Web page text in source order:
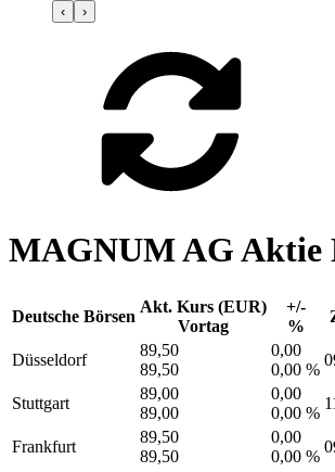
‹ ›
MAGNUM AG Aktie
Deutsche Börsen
Akt. Kurs (EUR)
Vortag
+/-
%
Düsseldorf
89,50
89,50
0,00
0,00 %
Stuttgart
89,00
89,00
0,00
0,00 %
Frankfurt
89,50
89,50
0,00
0,00 %